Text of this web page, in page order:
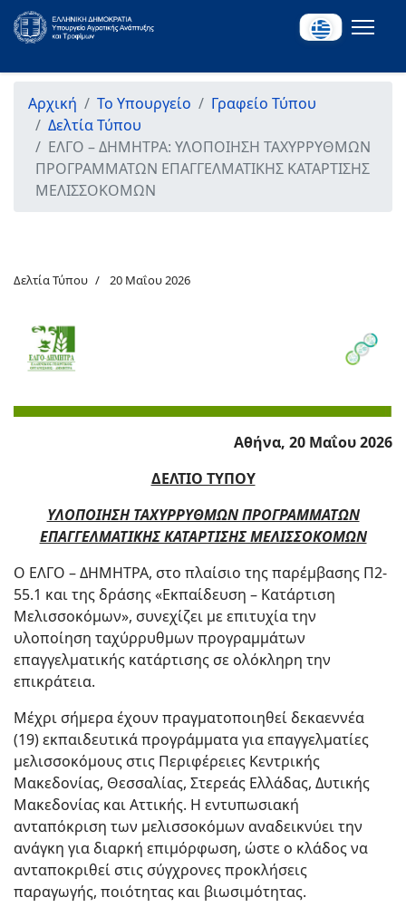
Αρχική Το Υπουργείο
Γραφείο Τύπου
Δελτία Τύπου
ΕΛΓΟ – ΔΗΜΗΤΡΑ: ΥΛΟΠΟΙΗΣΗ ΤΑΧΥΡΡΥΘΜΩΝ
ΠΡΟΓΡΑΜΜΑΤΩΝ ΕΠΑΓΓΕΛΜΑΤΙΚΗΣ ΚΑΤΑΡΤΙΣΗΣ
ΜΕΛΙΣΣΟΚΟΜΩΝ
Δελτία Τύπου 20 Μαΐου 2026
Αθήνα, 20 Μαΐου 2026
ΔΕΛΤΙΟ ΤΥΠΟΥ
ΥΛΟΠΟΙΗΣΗ ΤΑΧΥΡΡΥΘΜΩΝ ΠΡΟΓΡΑΜΜΑΤΩΝ
ΕΠΑΓΓΕΛΜΑΤΙΚΗΣ ΚΑΤΑΡΤΙΣΗΣ ΜΕΛΙΣΣΟΚΟΜΩΝ
Ο ΕΛΓΟ – ΔΗΜΗΤΡΑ, στο πλαίσιο της παρέμβασης Π2-
55.1 και της δράσης «Εκπαίδευση – Κατάρτιση
Μελισσοκόμων», συνεχίζει με επιτυχία την
υλοποίηση ταχύρρυθμων προγραμμάτων
επαγγελματικής κατάρτισης σε ολόκληρη την
επικράτεια.
Μέχρι σήμερα έχουν πραγματοποιηθεί δεκαεννέα
(19) εκπαιδευτικά προγράμματα για επαγγελματίες
μελισσοκόμους στις Περιφέρειες Κεντρικής
Μακεδονίας, Θεσσαλίας, Στερεάς Ελλάδας, Δυτικής
Μακεδονίας και Αττικής. Η εντυπωσιακή
ανταπόκριση των μελισσοκόμων αναδεικνύει την
ανάγκη για διαρκή επιμόρφωση, ώστε ο κλάδος να
ανταποκριθεί στις σύγχρονες προκλήσεις
παραγωγής, ποιότητας και βιωσιμότητας.